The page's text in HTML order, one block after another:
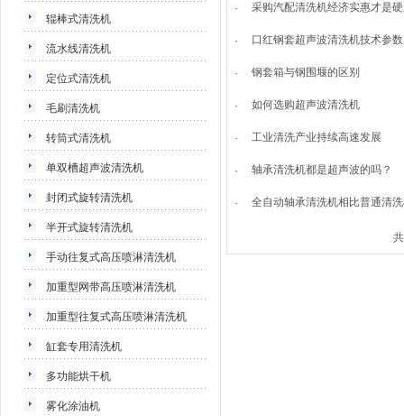
· 采购汽配清洗机经济实惠才是
· 口红钢套超声波清洗机技术参数
· 钢套箱与钢围堰的区别
· 如何选购超声波清洗机
· 工业清洗产业持续高速发展
· 轴承清洗机都是超声波的吗？
· 全自动轴承清洗机相比普通清
共
辊棒式清洗机
流水线清洗机
定位式清洗机
毛刷清洗机
转筒式清洗机
单双槽超声波清洗机
封闭式旋转清洗机
半开式旋转清洗机
手动往复式高压喷淋清洗机
加重型网带高压喷淋清洗机
加重型往复式高压喷淋清洗机
缸套专用清洗机
多功能烘干机
雾化涂油机